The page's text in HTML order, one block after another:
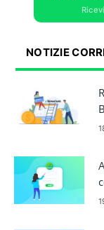
NOTIZIE